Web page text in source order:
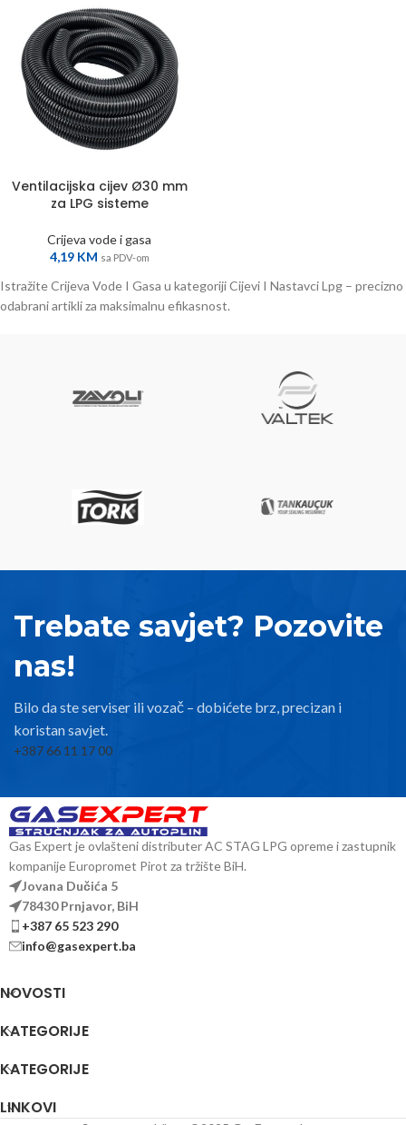
Ventilacijska cijev Ø30 mm
za LPG sisteme
Crijeva vode i gasa
4,19 KM sa PDV-om
Istražite Crijeva Vode I Gasa u kategoriji Cijevi I Nastavci Lpg – precizno
odabrani artikli za maksimalnu efikasnost.
Trebate savjet? Pozovite
nas!
Bilo da ste serviser ili vozač – dobićete brz, precizan i
koristan savjet.
+387 66 11 17 00
Gas Expert je ovlašteni distributer AC STAG LPG opreme i zastupnik
kompanije Europromet Pirot za tržište BiH.
Jovana Dučića 5
78430 Prnjavor, BiH
+387 65 523 290
info@gasexpert.ba
NOVOSTI
KATEGORIJE
KATEGORIJE
LINKOVI